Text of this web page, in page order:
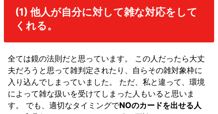
(1) 他人が自分に対して雑な対応をして
くれる。
全ては鏡の法則だと思っています。 この人だったら大丈
夫だろうと思って雑判定されたり、自らその雑対象枠に
入り込んでしまっていました。 ただ、私と違って、環境
によって雑な扱いを受けてしまった人もいると思いま
す。 でも、適切なタイミングでNOのカードを出せる人